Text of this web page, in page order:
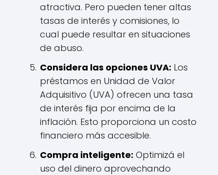
atractiva. Pero pueden tener altas
tasas de interés y comisiones, lo
cual puede resultar en situaciones
de abuso.
Considera las opciones UVA: Los
préstamos en Unidad de Valor
Adquisitivo (UVA) ofrecen una tasa
de interés fija por encima de la
inflación. Esto proporciona un costo
financiero más accesible.
Compra inteligente: Optimizá el
uso del dinero aprovechando